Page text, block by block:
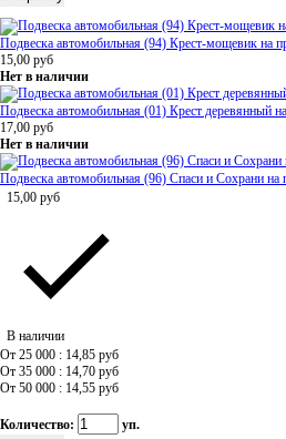
Подвеска автомобильная (94) Крест-мощевик на
15,00 руб
Нет в наличии
Подвеска автомобильная (01) Крест деревянный
17,00 руб
Нет в наличии
Подвеска автомобильная (96) Спаси и Сохрани на
15,00 руб
В наличии
От 25 000 : 14,85 руб
От 35 000 : 14,70 руб
От 50 000 : 14,55 руб
Количество: уп.